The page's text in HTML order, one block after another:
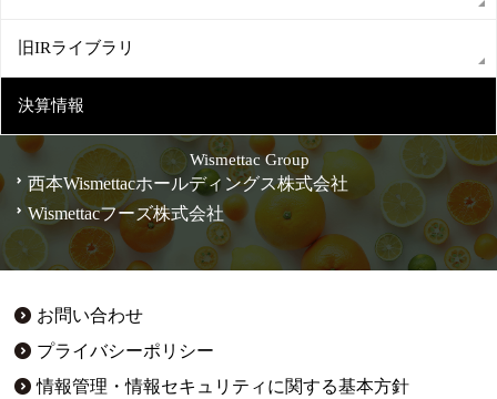
旧IRライブラリ
決算情報
Wismettac Group
西本Wismettacホールディングス株式会社
Wismettacフーズ株式会社
お問い合わせ
プライバシーポリシー
情報管理・情報セキュリティに関する基本方針